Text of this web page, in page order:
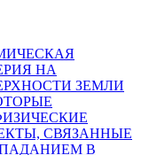
НА
ЗЕМЛИ
СВЯЗАННЫЕ
В